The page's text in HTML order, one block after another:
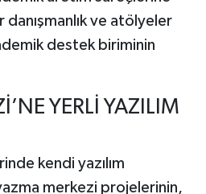
ve atölyeler
destek biriminin
YERLİ YAZILIM
kendi yazılım
merkezi projelerinin,